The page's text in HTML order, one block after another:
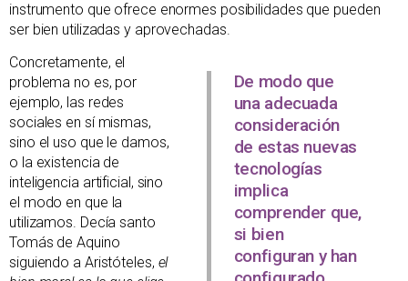
instrumento que ofrece enormes posibilidades que pueden
ser bien utilizadas y aprovechadas.
De modo que
una adecuada
consideración
de estas nuevas
tecnologías
implica
comprender que,
si bien
configuran y han
Concretamente, el
problema no es, por
ejemplo, las redes
sociales en sí mismas,
sino el uso que le damos,
o la existencia de
inteligencia artificial, sino
el modo en que la
utilizamos. Decía santo
Tomás de Aquino
siguiendo a Aristóteles, el